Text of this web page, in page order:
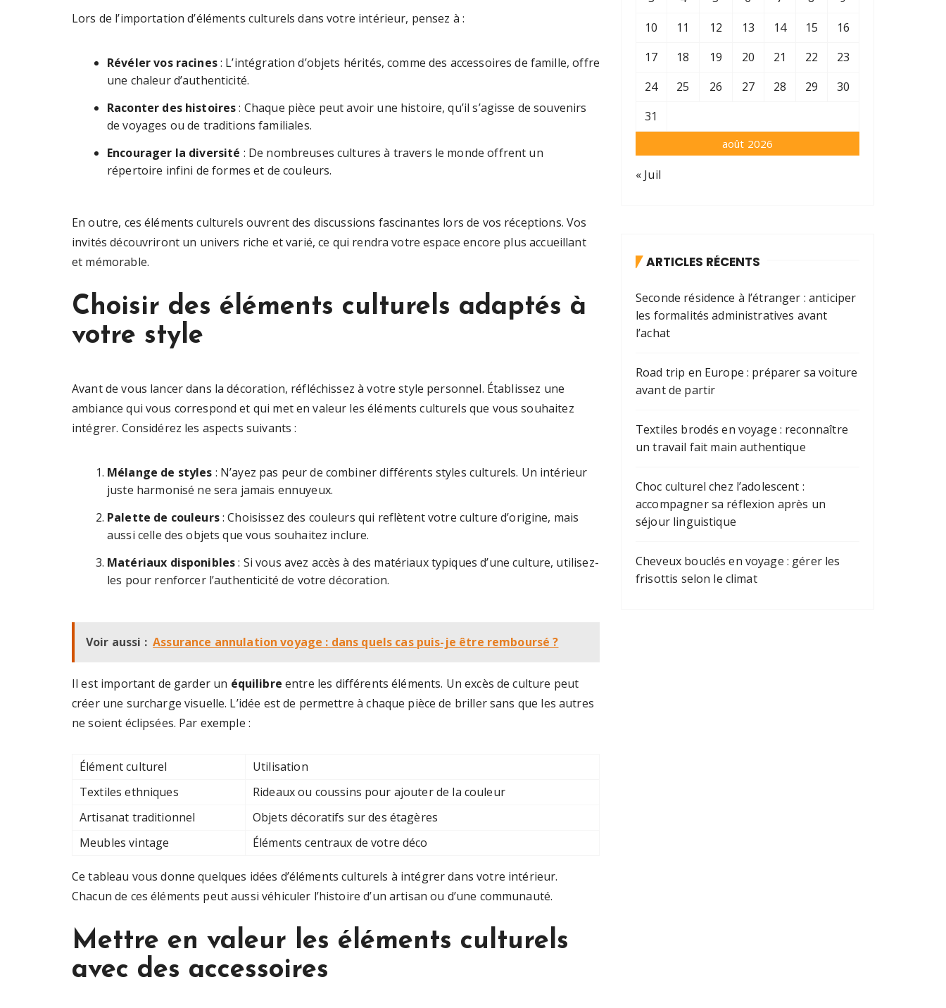
Lors de l’importation d’éléments culturels dans votre intérieur, pensez à :
Révéler vos racines: L’intégration d’objets hérités, comme des accessoires de famille, offre
une chaleur d’authenticité.
Raconter des histoires: Chaque pièce peut avoir une histoire, qu’il s’agisse de souvenirs
de voyages ou de traditions familiales.
Encourager la diversité : De nombreuses cultures à travers le monde offrent un
répertoire infini de formes et de couleurs.
En outre, ces éléments culturels ouvrent des discussions fascinantes lors de vos réceptions. Vos
invités découvriront un univers riche et varié, ce qui rendra votre espace encore plus accueillant
et mémorable.
Choisir des éléments culturels adaptés à
votre style
Avant de vous lancer dans la décoration, réfléchissez à votre style personnel. Établissez une
ambiance qui vous correspond et qui met en valeur les éléments culturels que vous souhaitez
intégrer. Considérez les aspects suivants :
Mélange de styles : N’ayez pas peur de combiner différents styles culturels. Un intérieur
juste harmonisé ne sera jamais ennuyeux.
Palette de couleurs: Choisissez des couleurs qui reflètent votre culture d’origine, mais
aussi celle des objets que vous souhaitez inclure.
Matériaux disponibles: Si vous avez accès à des matériaux typiques d’une culture, utilisez-
les pour renforcer l’authenticité de votre décoration.
Voir aussi : Assurance annulation voyage : dans quels cas puis-je être remboursé ?
Il est important de garder un équilibre entre les différents éléments. Un excès de culture peut
créer une surcharge visuelle. L’idée est de permettre à chaque pièce de briller sans que les autres
ne soient éclipsées. Par exemple :
Élément culturel
Utilisation
Textiles ethniques
Rideaux ou coussins pour ajouter de la couleur
Artisanat traditionnel
Objets décoratifs sur des étagères
Meubles vintage
Éléments centraux de votre déco
Ce tableau vous donne quelques idées d’éléments culturels à intégrer dans votre intérieur.
Chacun de ces éléments peut aussi véhiculer l’histoire d’un artisan ou d’une communauté.
Mettre en valeur les éléments culturels
avec des accessoires
août 2026
10
11 12 13 14 15
16
17
18 19 20 21 22
23
24
25 26 27 28 29
30
31
« Juil
ARTICLES RÉCENTS
Seconde résidence à l’étranger : anticiper
les formalités administratives avant
l’achat
Road trip en Europe : préparer sa voiture
avant de partir
Textiles brodés en voyage : reconnaître
un travail fait main authentique
Choc culturel chez l’adolescent :
accompagner sa réflexion après un
séjour linguistique
Cheveux bouclés en voyage : gérer les
frisottis selon le climat